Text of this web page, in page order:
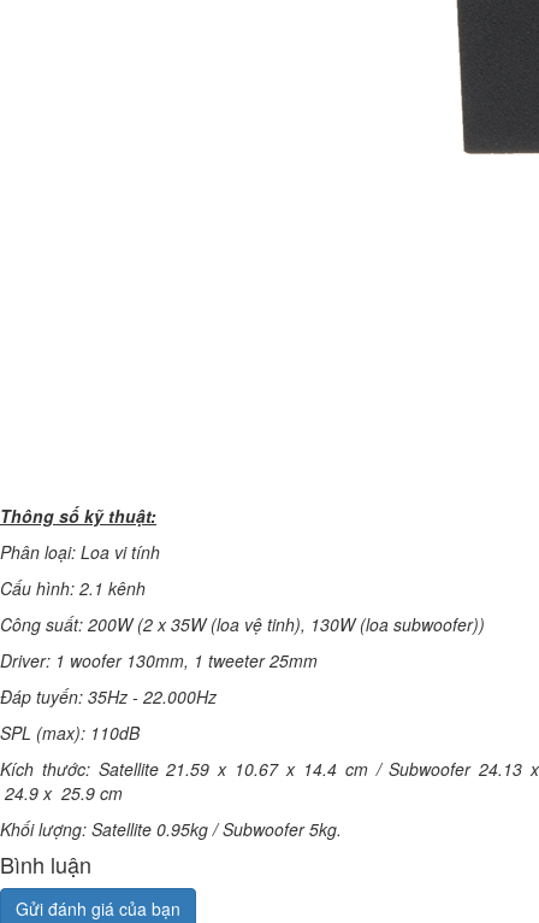
Thông số kỹ thuật:
Phân loại: Loa vi tính
Cấu hình: 2.1 kênh
Công suất: 200W (2 x 35W (loa vệ tinh), 130W (loa subwoofer))
Driver: 1 woofer 130mm, 1 tweeter 25mm
Đáp tuyến: 35Hz - 22.000Hz
SPL (max): 110dB
Kích thước: Satellite 21.59 x 10.67 x 14.4 cm / Subwoofer 24.13 x
24.9 x 25.9 cm
Khối lượng: Satellite 0.95kg / Subwoofer 5kg.
Bình luận
Gửi đánh giá của bạn